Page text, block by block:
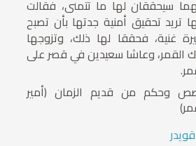
سيحققان لها ما تتمنى، فقالت
تريد تحقيق أمنية جدتها بأن تصبح
غنية، فحققا لها ذلك، وتزوجها
القمر، وعاشا سعيدين في قصر على
وحكم من قديم الزمان (أمير
قويدر